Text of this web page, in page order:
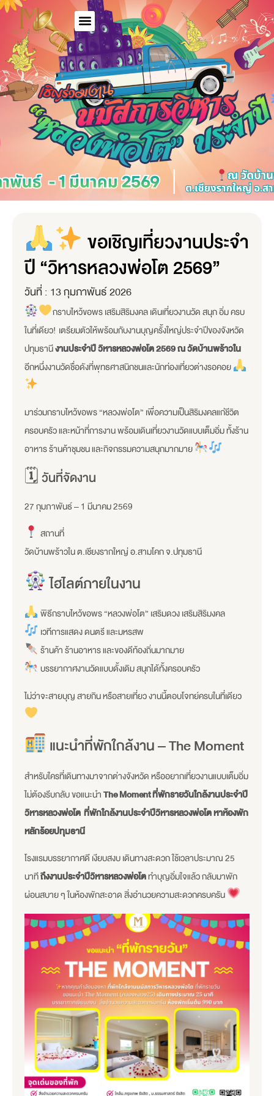
ขอเชิญเที่ยวงานประจำ
ปี “วิหารหลวงพ่อโต 2569”
วันที่ : 13 กุมภาพันธ์ 2026
กราบไหว้ขอพร เสริมสิริมงคล เดินเที่ยวงานวัด สนุก อิ่ม ครบ
ในที่เดียว! เตรียมตัวให้พร้อมกับงานบุญครั้งใหญ่ประจำปีของจังหวัด
ปทุมธานีงานประจำปี วิหารหลวงพ่อโต 2569 ณ วัดบ้านพร้าวใน
อีกหนึ่งงานวัดชื่อดังที่พุทธศาสนิกชนและนักท่องเที่ยวต่างรอคอย
มาร่วมกราบไหว้ขอพร “หลวงพ่อโต” เพื่อความเป็นสิริมงคลแก่ชีวิต
ครอบครัว และหน้าที่การงาน พร้อมเดินเที่ยวงานวัดแบบเต็มอิ่ม ทั้งร้าน
อาหาร ร้านค้าชุมชน และกิจกรรมความสนุกมากมาย
🗓 วันที่จัดงาน
27 กุมภาพันธ์ – 1 มีนาคม 2569
สถานที่
วัดบ้านพร้าวใน ต.เชียงรากใหญ่ อ.สามโคก จ.ปทุมธานี
ไฮไลต์ภายในงาน
พิธีกราบไหว้ขอพร “หลวงพ่อโต” เสริมดวง เสริมสิริมงคล
เวทีการแสดง ดนตรี และมหรสพ
ร้านค้า ร้านอาหาร และของดีท้องถิ่นมากมาย
บรรยากาศงานวัดแบบดั้งเดิม สนุกได้ทั้งครอบครัว
ไม่ว่าจะสายบุญ สายกิน หรือสายเที่ยว งานนี้ตอบโจทย์ครบในที่เดียว
แนะนำที่พักใกล้งาน – The Moment
สำหรับใครที่เดินทางมาจากต่างจังหวัด หรืออยากเที่ยวงานแบบเต็มอิ่ม
ไม่ต้องรีบกลับ ขอแนะนำThe Moment ที่พักรายวันใกล้งานประจำปี
วิหารหลวงพ่อโต ที่พักใกล้งานประจำปีวิหารหลวงพ่อโต หาห้องพัก
หลักร้อยปทุมธานี
โรงแรมบรรยากาศดี เงียบสงบ เดินทางสะดวก ใช้เวลาประมาณ 25
นาทีถึงงานประจำปีวิหารหลวงพ่อโตทำบุญอิ่มใจแล้ว กลับมาพัก
ผ่อนสบาย ๆ ในห้องพักสะอาด สิ่งอำนวยความสะดวกครบครัน